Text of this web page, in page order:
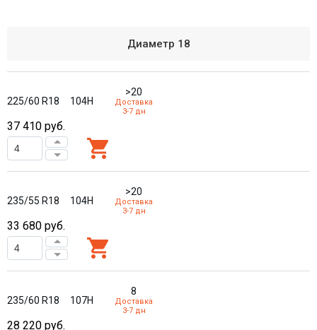
Диаметр 18
225/60 R18 104H
>20
Доставка
3-7 дн
37 410 руб.
235/55 R18 104H
>20
Доставка
3-7 дн
33 680 руб.
235/60 R18 107H
8
Доставка
3-7 дн
28 220 руб.